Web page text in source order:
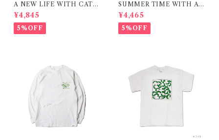
A NEW LIFE WITH CATS
/ T-shirt 在庫限りで終了
¥4,845
5%OFF
SUMMER TIME WITH A
CAT / RED / T-shirt 在庫限
りで終了
¥4,465
5%OFF